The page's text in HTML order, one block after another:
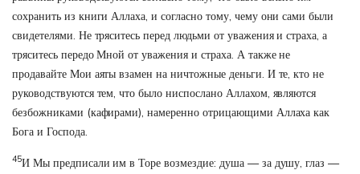
сохранить из книги Аллаха, и согласно тому, чему они сами были
свидетелями. Не тряситесь перед людьми от уважения и страха, а
тряситесь передо Мной от уважения и страха. А также не
продавайте Мои аяты взамен на ничтожные деньги. И те, кто не
руководствуются тем, что было ниспослано Аллахом, являются
безбожниками (кафирами), намеренно отрицающими Аллаха как
Бога и Господа.
45И Мы предписали им в Торе возмездие: душа — за душу, глаз —